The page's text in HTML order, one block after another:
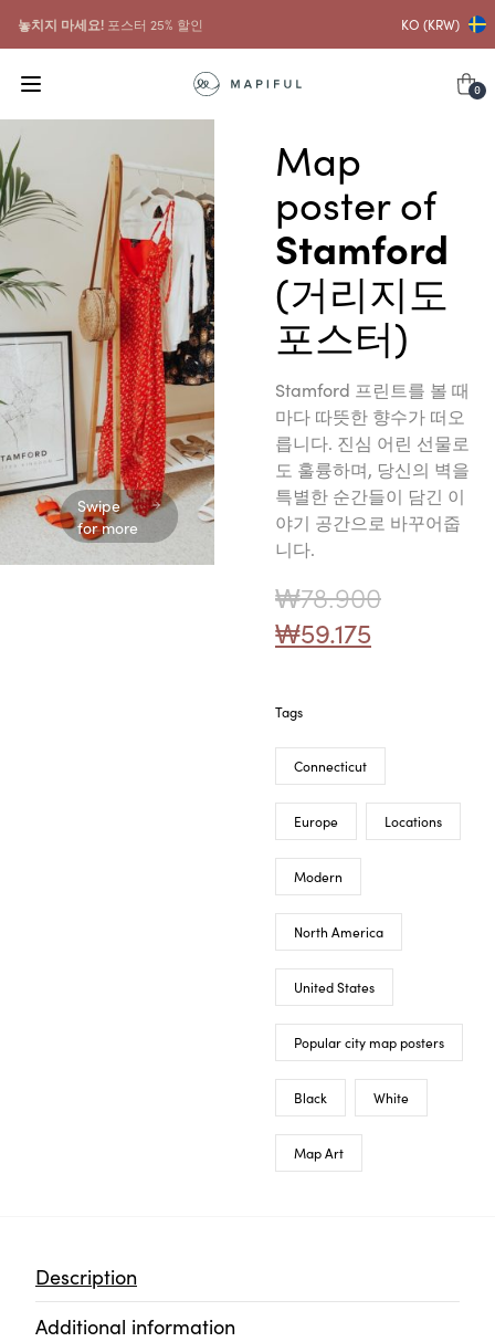
놓치지 마세요! 포스터 25% 할인 KO (KRW)
0
Swipe
for more
Map
poster of
Stamford
(거리지도
포스터)
Stamford 프린트를 볼 때
마다 따뜻한 향수가 떠오
릅니다. 진심 어린 선물로
도 훌륭하며, 당신의 벽을
특별한 순간들이 담긴 이
야기 공간으로 바꾸어줍
니다.
₩78.900
₩59.175
Tags
Connecticut
Europe Locations
Modern
North America
United States
Popular city map posters
Black White
Map Art
Description
Additional information